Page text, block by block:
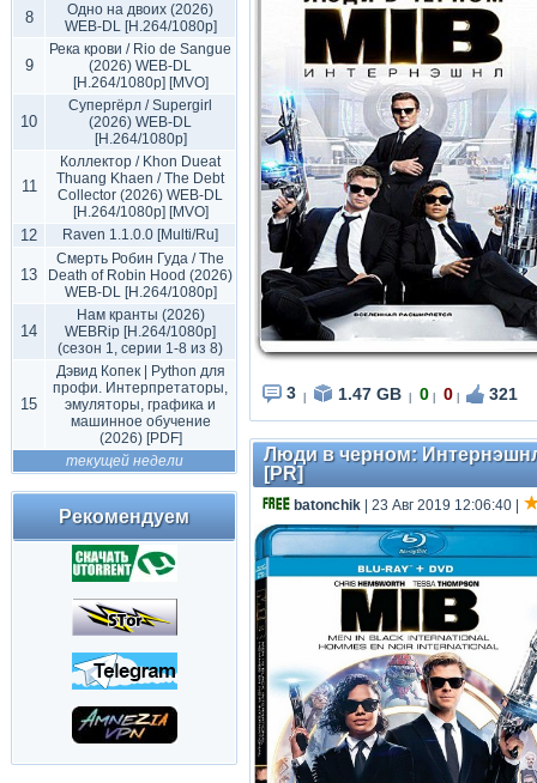
8
Одно на двоих (2026)
WEB-DL [H.264/1080p]
9
Река крови / Rio de Sangue
(2026) WEB-DL
[H.264/1080p] [MVO]
10
Супергёрл / Supergirl
(2026) WEB-DL
[H.264/1080p]
11
Коллектор / Khon Dueat
Thuang Khaen / The Debt
Collector (2026) WEB-DL
[H.264/1080p] [MVO]
12 Raven 1.1.0.0 [Multi/Ru]
13
Смерть Робин Гуда / The
Death of Robin Hood (2026)
WEB-DL [H.264/1080p]
14
Нам кранты (2026)
WEBRip [H.264/1080p]
(сезон 1, серии 1-8 из 8)
15
Дэвид Копек | Python для
профи. Интерпретаторы,
эмуляторы, графика и
машинное обучение
(2026) [PDF]
текущей недели
Рекомендуем
3 1.47 GB 0 0 321
Люди в черном: Интернэшнл
[PR]
batonchik | 23 Авг 2019 12:06:40